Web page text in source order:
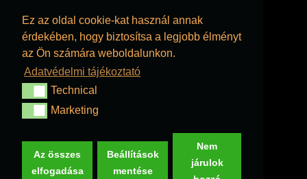
Ez az oldal cookie-kat használ annak
érdekében, hogy biztosítsa a legjobb élményt
az Ön számára weboldalunkon.
Adatvédelmi tájékoztató
TechnicalTechnical
MarketingMarketing
Az összes
elfogadása
Beállítások
mentése
Nem
járulok
Az égszerek karbantartása
Mosoly album
Gyakran ismételt kérdések!
info@babalancok.hu
(+40) 744379194